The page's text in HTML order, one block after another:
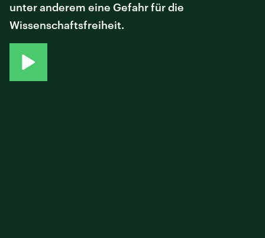
unter anderem eine Gefahr für die
Wissenschaftsfreiheit.